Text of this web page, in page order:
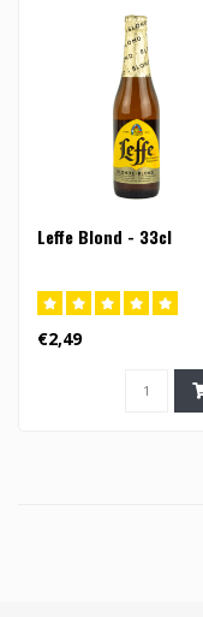
Leffe Blond - 33cl
€2,49